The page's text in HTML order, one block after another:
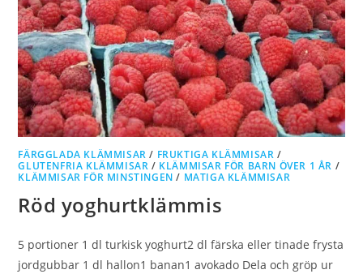
FÄRGGLADA KLÄMMISAR / FRUKTIGA KLÄMMISAR /
GLUTENFRIA KLÄMMISAR / KLÄMMISAR FÖR BARN ÖVER 1 ÅR /
KLÄMMISAR FÖR MINSTINGEN / MATIGA KLÄMMISAR
Röd yoghurtklämmis
5 portioner 1 dl turkisk yoghurt2 dl färska eller tinade frysta
jordgubbar 1 dl hallon1 banan1 avokado Dela och gröp ur